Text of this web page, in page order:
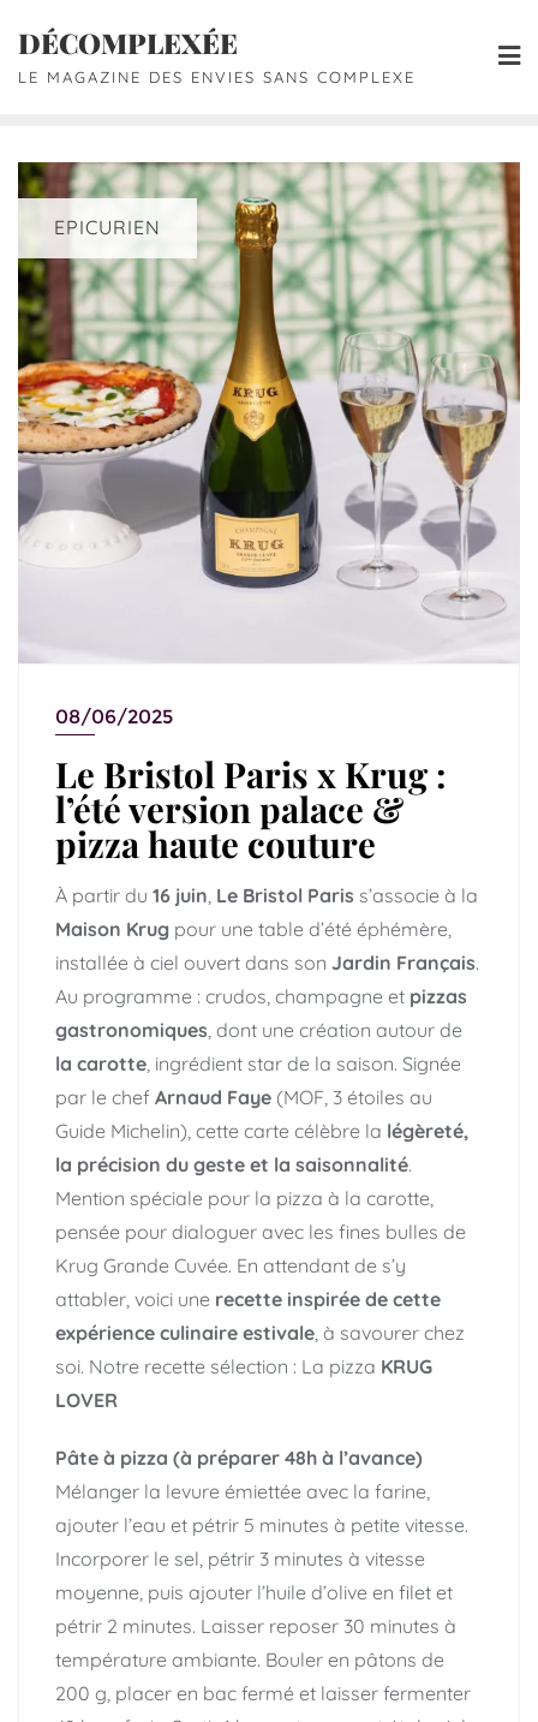
DÉCOMPLEXÉE
LE MAGAZINE DES ENVIES SANS COMPLEXE
EPICURIEN
08/06/2025
Le Bristol Paris x Krug :
l’été version palace &
pizza haute couture
À partir du 16 juin Le Bristol Paris s’associe à la
Maison Krug pour une table d’été éphémère,
installée à ciel ouvert dans son Jardin Français.
Au programme : crudos, champagne et pizzas
gastronomiques , dont une création autour de
la carotte , ingrédient star de la saison. Signée
par le chef Arnaud Faye (MOF, 3 étoiles au
Guide Michelin), cette carte célèbre la légèreté,
la précision du geste et la saisonnalité.
Mention spéciale pour la pizza à la carotte,
pensée pour dialoguer avec les fines bulles de
Krug Grande Cuvée. En attendant de s’y
attabler, voici une recette inspirée de cette
expérience culinaire estivale , à savourer chez
soi. Notre recette sélection : La pizza KRUG
LOVER
Pâte à pizza (à préparer 48h à l’avance)
Mélanger la levure émiettée avec la farine,
ajouter l’eau et pétrir 5 minutes à petite vitesse.
Incorporer le sel, pétrir 3 minutes à vitesse
moyenne, puis ajouter l’huile d’olive en filet et
pétrir 2 minutes. Laisser reposer 30 minutes à
température ambiante. Bouler en pâtons de
200 g, placer en bac fermé et laisser fermenter